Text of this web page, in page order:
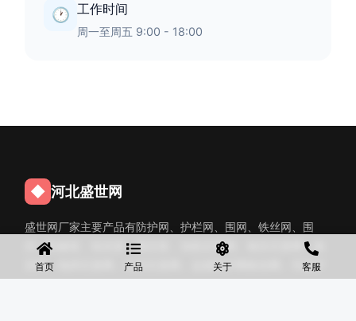
🕐 工作时间
周一至周五 9:00 - 18:00
◆ 河北盛世网
盛世网厂家主要产品有防护网、护栏网、围网、铁丝网、围
挡、防爆笼、铅丝笼、固滨笼、加筋石笼网、格宾石笼网、格
宾网、电焊石笼网、铅丝石笼网、边坡防护网铁丝网、市政护
首页 产品 关于 客服